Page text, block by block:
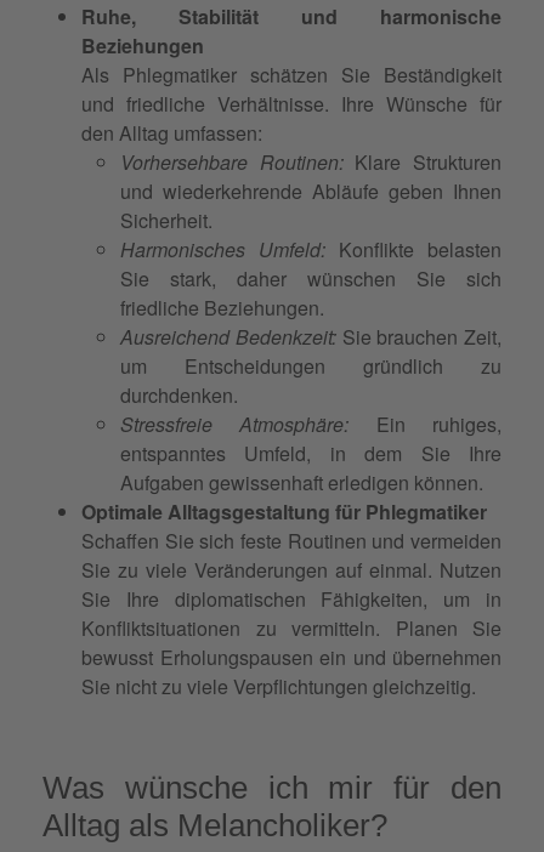
Ruhe, Stabilität und harmonische
Beziehungen
Als Phlegmatiker schätzen Sie Beständigkeit
und friedliche Verhältnisse. Ihre Wünsche für
den Alltag umfassen:
Vorhersehbare Routinen:Klare Strukturen
und wiederkehrende Abläufe geben Ihnen
Sicherheit.
Harmonisches Umfeld: Konflikte belasten
Sie stark, daher wünschen Sie sich
friedliche Beziehungen.
Ausreichend Bedenkzeit:Sie brauchen Zeit,
um Entscheidungen gründlich zu
durchdenken.
Stressfreie Atmosphäre: Ein ruhiges,
entspanntes Umfeld, in dem Sie Ihre
Aufgaben gewissenhaft erledigen können.
Optimale Alltagsgestaltung für Phlegmatiker
Schaffen Sie sich feste Routinen und vermeiden
Sie zu viele Veränderungen auf einmal. Nutzen
Sie Ihre diplomatischen Fähigkeiten, um in
Konfliktsituationen zu vermitteln. Planen Sie
bewusst Erholungspausen ein und übernehmen
Sie nicht zu viele Verpflichtungen gleichzeitig.
Was wünsche ich mir für den
Alltag als Melancholiker?